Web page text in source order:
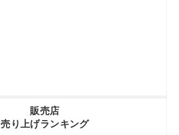
販売店
売り上げランキング